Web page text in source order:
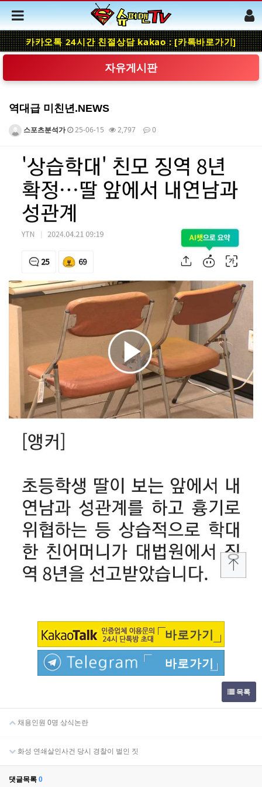
카카오톡 24시간 친절상담 kakao : [카톡바로가기]
자유게시판
역대급 미친년.NEWS
스포츠분석가 25-06-15 2,797 0
바로가기
바로가기
목록
채용인원 0명 상식논란
화성 연쇄살인사건 당시 경찰이 벌인 짓
댓글목록 0